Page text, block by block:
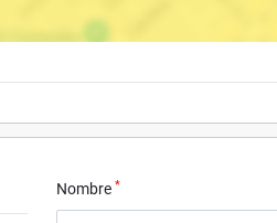
Nombre*